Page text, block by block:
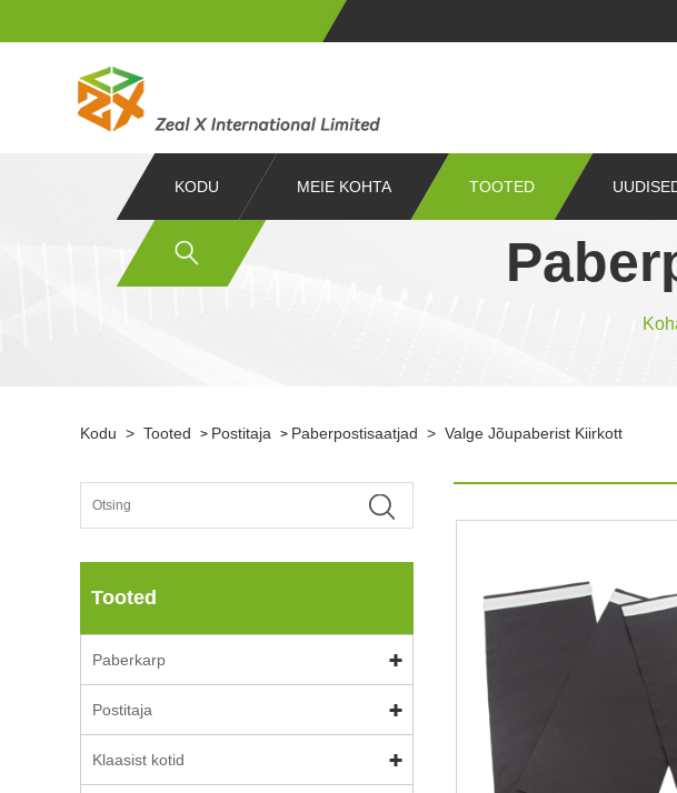
KODU MEIE KOHTA TOOTED
Kodu > Tooted > Postitaja > Paberpostisaatjad > Valge Jõupaberist Kiirkott
Tooted
Paberkarp
Postitaja
Klaasist kotid